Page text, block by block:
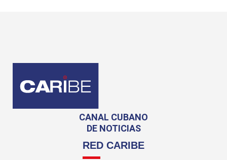
CANAL CUBANO
DE NOTICIAS
RED CARIBE